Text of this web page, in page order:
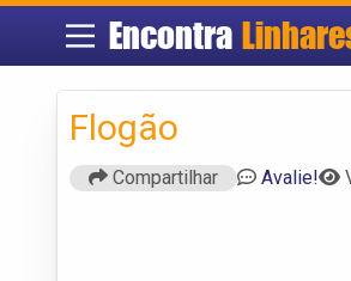
Encontra
Flogão
Compartilhar Avalie!